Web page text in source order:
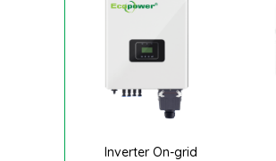
Inverter On-grid